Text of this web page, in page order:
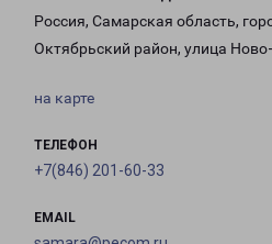
Россия, Самарская область,
Октябрьский район, улица
на карте
ТЕЛЕФОН
+7(846) 201-60-33
EMAIL